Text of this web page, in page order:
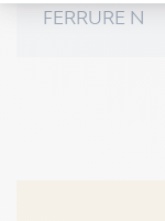
FERRURE N